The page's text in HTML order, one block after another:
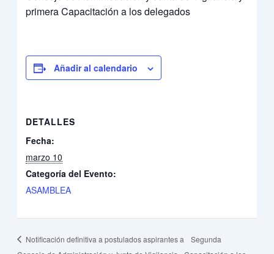
primera Capacitación a los delegados
Añadir al calendario
DETALLES
Fecha:
marzo 10
Categoría del Evento:
ASAMBLEA
Notificación definitiva a postulados aspirantes a
Segunda